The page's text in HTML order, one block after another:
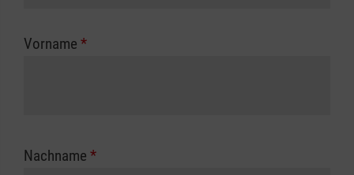
zuständigen Berufsgenossenschaft oder
Vorname *
Nachname *